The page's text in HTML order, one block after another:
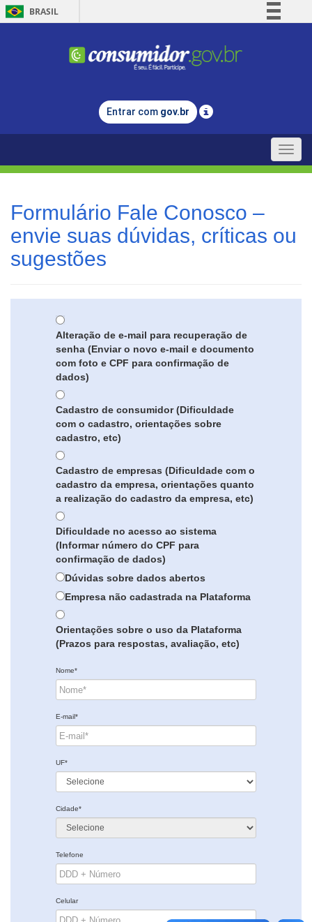
BRASIL
Comunica BR
Legislação
Entrar com gov.br
Toggle
Formulário Fale Conosco –
envie suas dúvidas, críticas ou
sugestões
Alteração de e-mail para recuperação de
senha (Enviar o novo e-mail e documento
com foto e CPF para confirmação de
dados)
Cadastro de consumidor (Dificuldade
com o cadastro, orientações sobre
cadastro, etc)
Cadastro de empresas (Dificuldade com o
cadastro da empresa, orientações quanto
a realização do cadastro da empresa, etc)
Dificuldade no acesso ao sistema
(Informar número do CPF para
confirmação de dados)
Dúvidas sobre dados abertos
Empresa não cadastrada na Plataforma
Orientações sobre o uso da Plataforma
(Prazos para respostas, avaliação, etc)
Nome*
E-mail*
UF*
Cidade*
Telefone
Celular